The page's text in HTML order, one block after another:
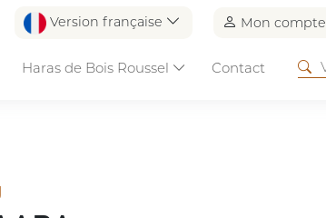
Version française Mon compte
Haras de Bois Roussel Contact